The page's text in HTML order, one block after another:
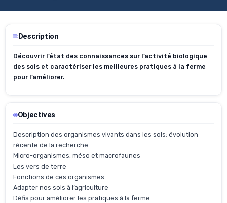
Description
Découvrir l’état des connaissances sur l’activité biologique
des sols et caractériser les meilleures pratiques à la ferme
pour l’améliorer.
Objectives
Description des organismes vivants dans les sols; évolution
récente de la recherche
Micro-organismes, méso et macrofaunes
Les vers de terre
Fonctions de ces organismes
Adapter nos sols à l’agriculture
Défis pour améliorer les pratiques à la ferme